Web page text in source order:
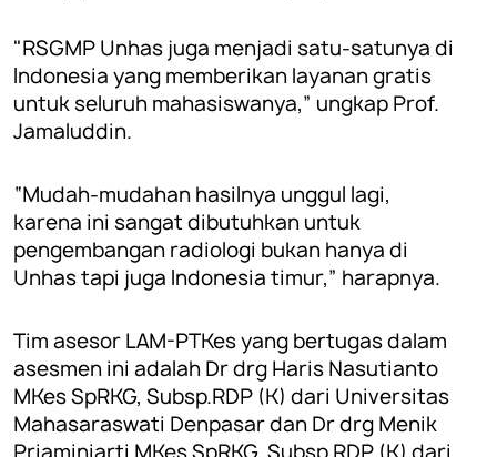
"RSGMP Unhas juga menjadi satu-satunya di
Indonesia yang memberikan layanan gratis
untuk seluruh mahasiswanya,” ungkap Prof.
Jamaluddin.
“Mudah-mudahan hasilnya unggul lagi,
karena ini sangat dibutuhkan untuk
pengembangan radiologi bukan hanya di
Unhas tapi juga Indonesia timur,” harapnya.
Tim asesor LAM-PTKes yang bertugas dalam
asesmen ini adalah Dr drg Haris Nasutianto
MKes SpRKG, Subsp.RDP (K) dari Universitas
Mahasaraswati Denpasar dan Dr drg Menik